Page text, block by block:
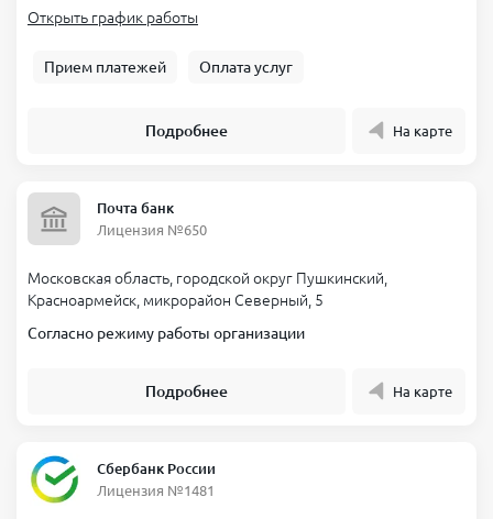
Открыть график работы
Прием платежей Оплата услуг
Подробнее На карте
Почта банк
Лицензия №650
Московская область, городской округ Пушкинский,
Красноармейск, микрорайон Северный, 5
Согласно режиму работы организации
Подробнее На карте
Сбербанк России
Лицензия №1481